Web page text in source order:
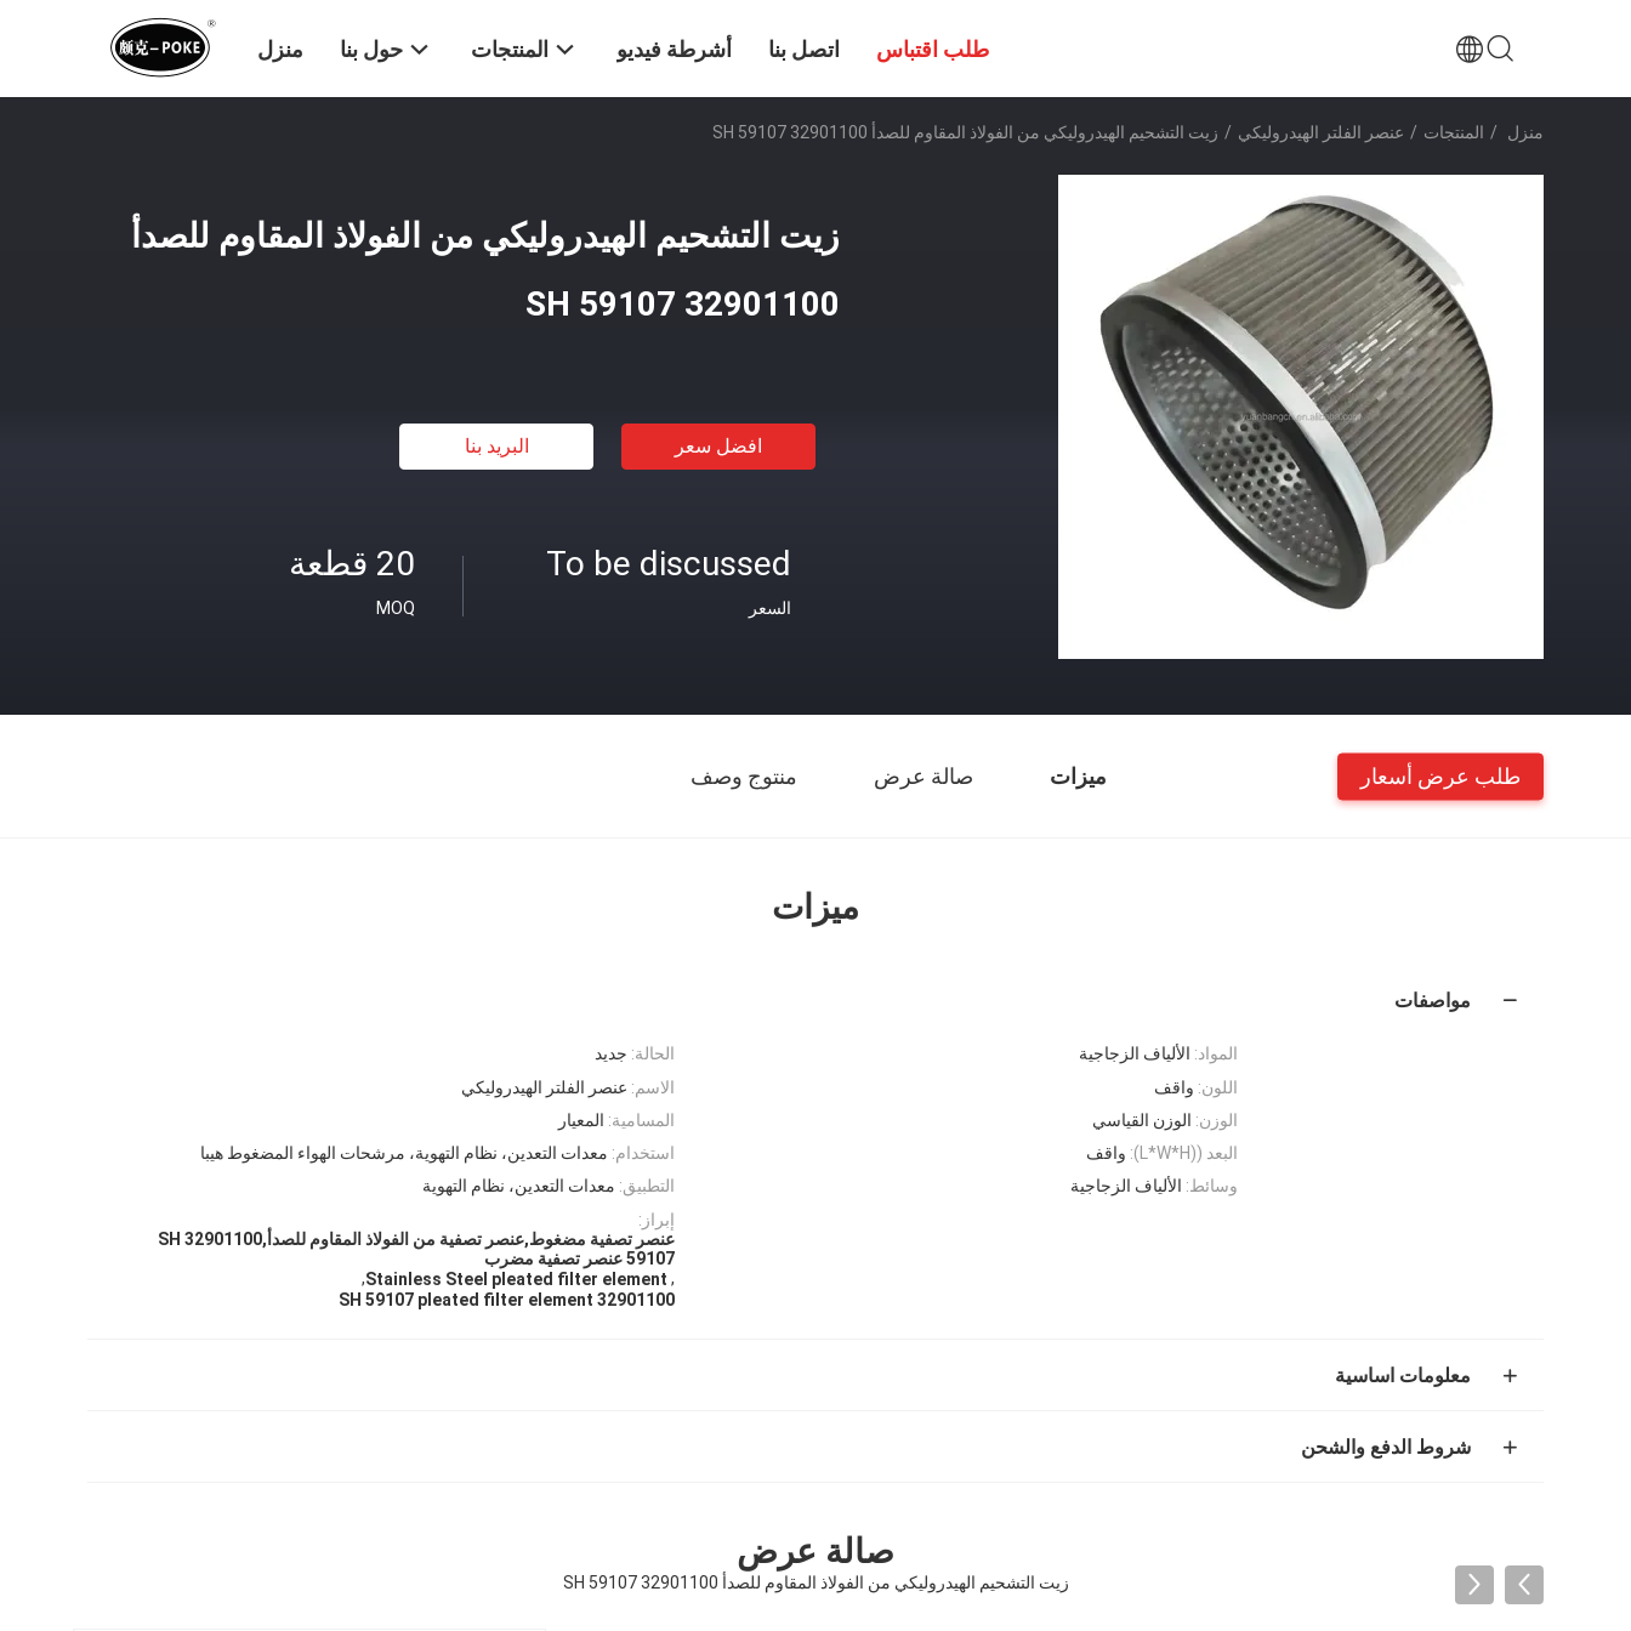
منزل حول بنا المنتجات أشرطة فيديو اتصل بنا طلب اقتباس
منزل / المنتجات / عنصر الفلتر الهيدروليكي / زيت التشحيم الهيدروليكي من الفولاذ المقاوم للصدأ 32901100 SH 59107
زيت التشحيم الهيدروليكي من الفولاذ المقاوم للصدأ
32901100 SH 59107
افضل سعر البريد بنا
20 قطعة
MOQ
To be discussed
السعر
ميزات صالة عرض منتوج وصف طلب عرض أسعار
ميزات
مواصفات
الحالة: جديد المواد: الألياف الزجاجية
الاسم: عنصر الفلتر الهيدروليكي اللون: واقف
المسامية: المعيار الوزن: الوزن القياسي
استخدام: معدات التعدين، نظام التهوية، مرشحات الهواء المضغوط هيبا البعد ((L*W*H):
واقف
التطبيق: معدات التعدين، نظام التهوية وسائط: الألياف الزجاجية
إبراز:
عنصر تصفية مضغوط,عنصر تصفية من الفولاذ المقاوم للصدأ,32901100 SH
59107 عنصر تصفية مضرب
,
Stainless Steel pleated filter element
,
32901100 SH 59107 pleated filter element
معلومات اساسية
شروط الدفع والشحن
صالة عرض
زيت التشحيم الهيدروليكي من الفولاذ المقاوم للصدأ 32901100 SH 59107